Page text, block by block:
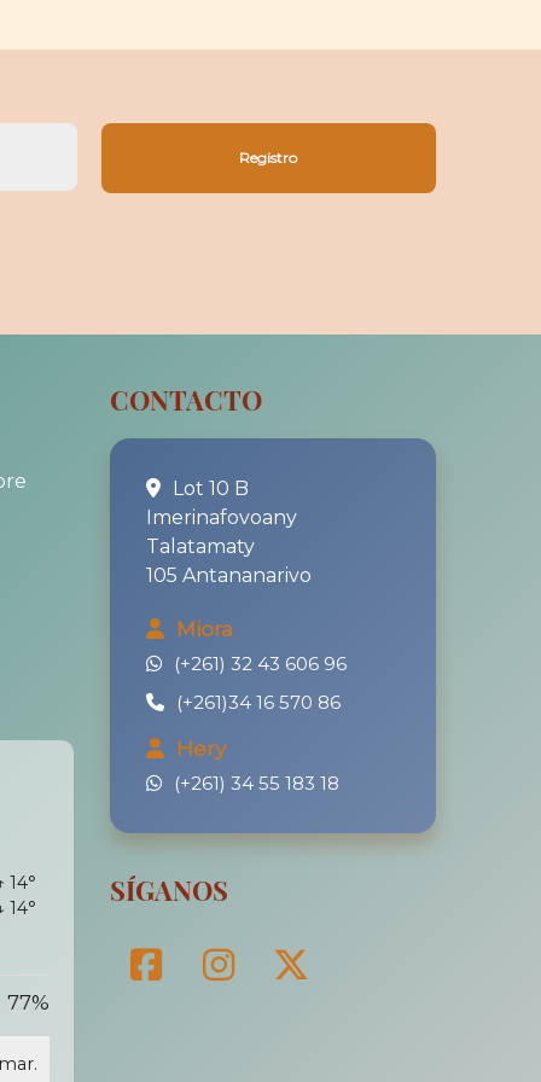
14°
14°
77%
CONTACTO
Lot 10 B
Imerinafovoany
Talatamaty
105 Antananarivo
Miora
(+261) 32 43 606 96
(+261)34 16 570 86
Hery
(+261) 34 55 183 18
SÍGANOS